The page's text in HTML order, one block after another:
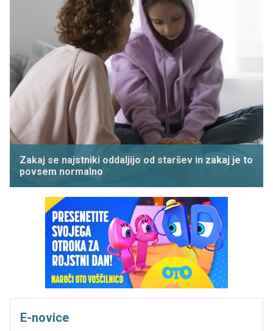
Zakaj se najstniki oddaljijo od staršev in zakaj je to
povsem normalno
E-novice